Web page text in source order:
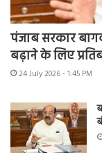
पंजाब सरकार
बढ़ाने के लिए
24 July 2026 - 1:45 PM